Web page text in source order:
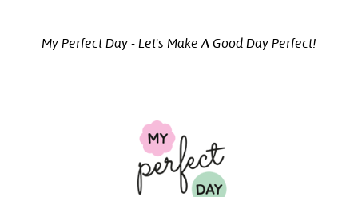
My Perfect Day - Let's Make A Good Day Perfect!